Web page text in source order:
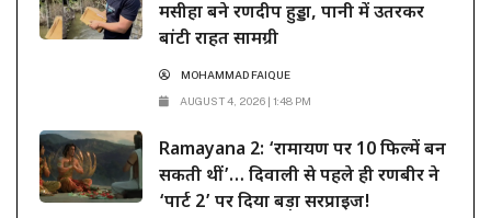
मसीहा बने रणदीप हुड्डा, पानी में उतरकर
बांटी राहत सामग्री
MOHAMMAD FAIQUE
AUGUST 4, 2026 | 1:48 PM
Ramayana 2: ‘रामायण पर 10 फिल्में बन
सकती थीं’… दिवाली से पहले ही रणबीर ने
‘पार्ट 2’ पर दिया बड़ा सरप्राइज!